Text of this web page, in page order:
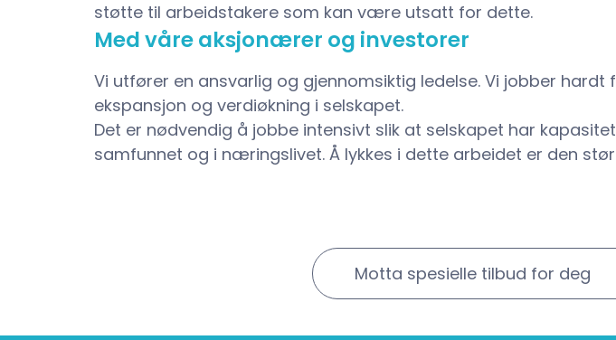
støtte til arbeidstakere som kan være utsatt for dette.
Med våre aksjonærer og investorer
Vi utfører en ansvarlig og gjennomsiktig ledelse. Vi jobber
ekspansjon og verdiøkning i selskapet.
Det er nødvendig å jobbe intensivt slik at selskapet har
samfunnet og i næringslivet. Å lykkes i dette arbeidet er den
Motta spesielle tilbud for deg